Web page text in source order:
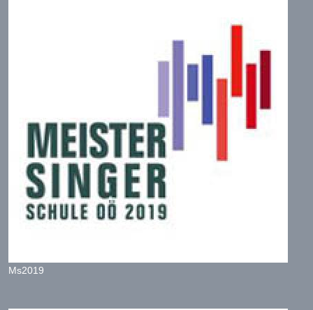
Ms2019